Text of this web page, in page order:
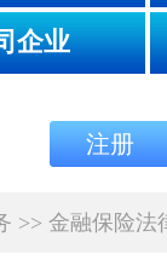
企业
注册
>> 金融保险法